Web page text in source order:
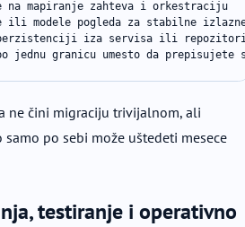
na mapiranje zahteva i orkestraciju
ili modele pogleda za stabilne
iza servisa ili
granicu umesto da prepisujete
ne čini migraciju trivijalnom, ali
samo po sebi može uštedeti mesece
testiranje i operativno